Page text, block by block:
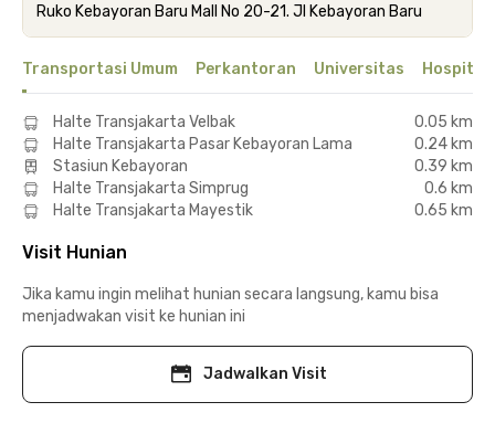
Ruko Kebayoran Baru Mall No 20-21. Jl Kebayoran Baru
Transportasi Umum Perkantoran Universitas Hospital
Halte Transjakarta Velbak
0.05 km
Halte Transjakarta Pasar Kebayoran Lama
0.24 km
Stasiun Kebayoran
0.39 km
Halte Transjakarta Simprug
0.6 km
Halte Transjakarta Mayestik
0.65 km
Visit Hunian
Jika kamu ingin melihat hunian secara langsung, kamu bisa
menjadwakan visit ke hunian ini
Jadwalkan Visit